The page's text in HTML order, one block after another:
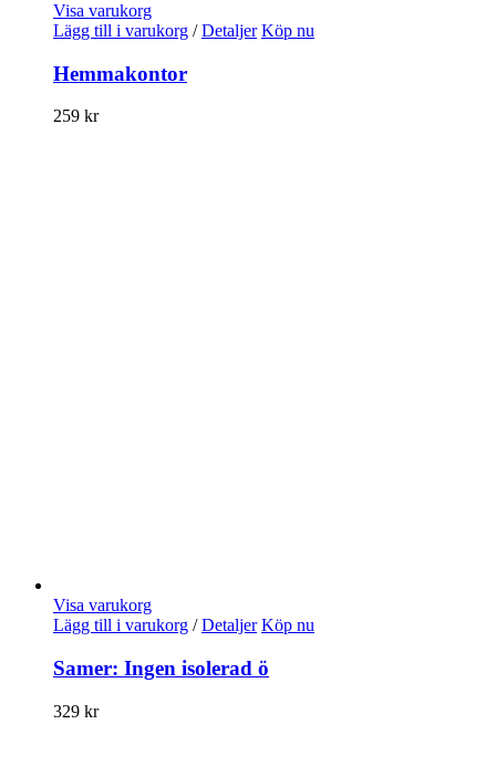
Visa varukorg
Lägg till i varukorg / Detaljer Köp nu
Hemmakontor
259 kr
Visa varukorg
Lägg till i varukorg / Detaljer Köp nu
Samer: Ingen isolerad ö
329 kr